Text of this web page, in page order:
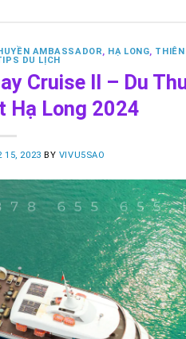
AMBASSADOR, HẠ LONG,
DU LỊCH
Cruise II – Du
Hạ Long 2024
15, 2023 BY VIVU5SAO